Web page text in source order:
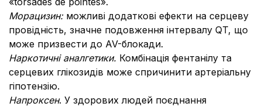
Морацизин: можливі додаткові ефекти на серцеву
провідність, значне подовження інтервалу QT, що
може призвести до AV-блокади.
Наркотичні аналгетики. Комбінація фентанілу та
серцевих глікозидів може спричинити артеріальну
гіпотензію.
Напроксен. У здорових людей поєднання